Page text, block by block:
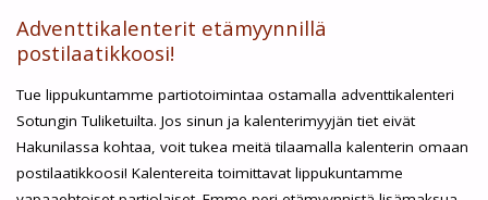
Adventtikalenterit etämyynnillä
postilaatikkoosi!
Tue lippukuntamme partiotoimintaa ostamalla adventtikalenteri
Sotungin Tuliketuilta. Jos sinun ja kalenterimyyjän tiet eivät
Hakunilassa kohtaa, voit tukea meitä tilaamalla kalenterin omaan
postilaatikkoosi! Kalentereita toimittavat lippukuntamme